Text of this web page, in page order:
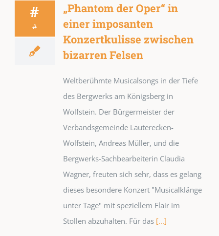
#
#
„Phantom der Oper“ in
einer imposanten
Konzertkulisse zwischen
bizarren Felsen
Weltberühmte Musicalsongs in der Tiefe
des Bergwerks am Königsberg in
Wolfstein. Der Bürgermeister der
Verbandsgemeinde Lauterecken-
Wolfstein, Andreas Müller, und die
Bergwerks-Sachbearbeiterin Claudia
Wagner, freuten sich sehr, dass es gelang
dieses besondere Konzert "Musicalklänge
unter Tage" mit speziellem Flair im
Stollen abzuhalten. Für das[...]